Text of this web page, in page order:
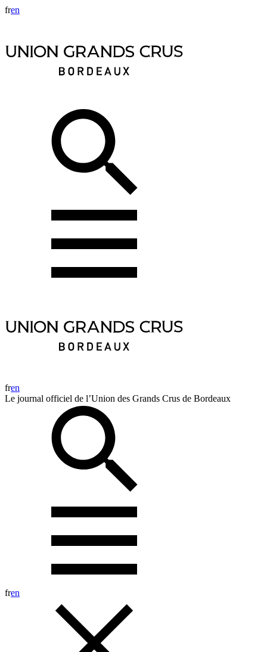
fren
fren
Le journal officiel de l’Union des Grands Crus de Bordeaux
fren